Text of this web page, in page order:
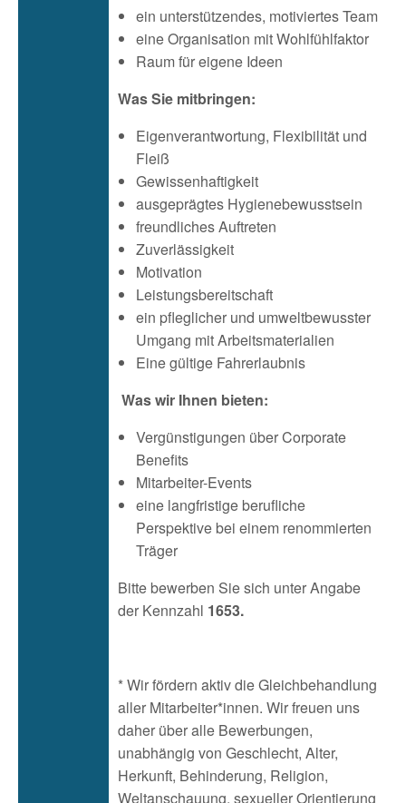
ein unterstützendes, motiviertes Team
eine Organisation mit Wohlfühlfaktor
Raum für eigene Ideen
Was Sie mitbringen:
Eigenverantwortung, Flexibilität und
Fleiß
Gewissenhaftigkeit
ausgeprägtes Hygienebewusstsein
freundliches Auftreten
Zuverlässigkeit
Motivation
Leistungsbereitschaft
ein pfleglicher und umweltbewusster
Umgang mit Arbeitsmaterialien
Eine gültige Fahrerlaubnis
Was wir Ihnen bieten:
Vergünstigungen über Corporate
Benefits
Mitarbeiter-Events
eine langfristige berufliche
Perspektive bei einem renommierten
Träger
Bitte bewerben Sie sich unter Angabe
der Kennzahl 1653.
* Wir fördern aktiv die Gleichbehandlung
aller Mitarbeiter*innen. Wir freuen uns
daher über alle Bewerbungen,
unabhängig von Geschlecht, Alter,
Herkunft, Behinderung, Religion,
Weltanschauung, sexueller Orientierung